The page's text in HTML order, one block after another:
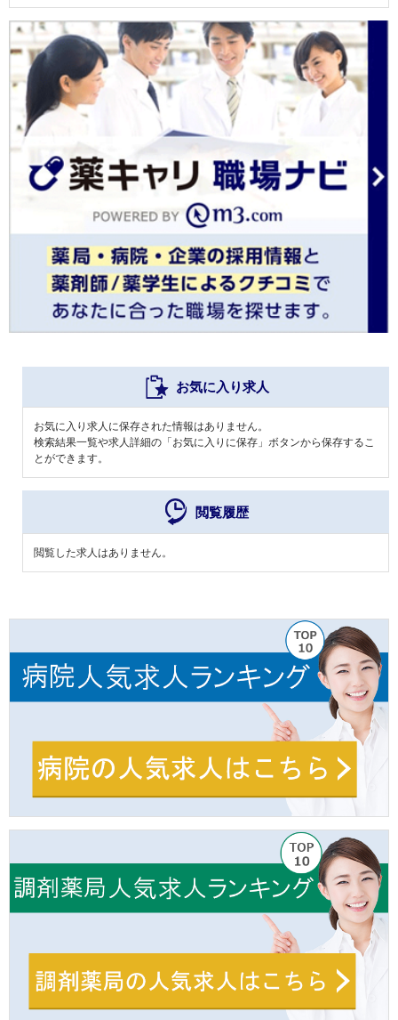
お気に入り求人
お気に入り求人に保存された情報はありません。
検索結果一覧や求人詳細の「お気に入りに保存」ボタンから保存するこ
とができます。
閲覧履歴
閲覧した求人はありません。